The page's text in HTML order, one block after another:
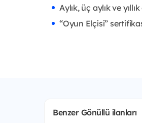
Aylık, üç aylık ve
“Oyun Elçisi”
Benzer Gönüllü ilanları